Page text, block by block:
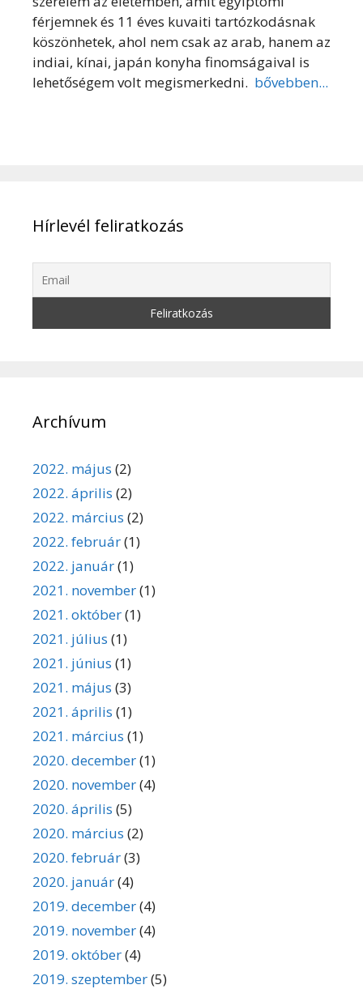
férjemnek és 11 éves kuvaiti tartózkodásnak
köszönhetek, ahol nem csak az arab, hanem az
indiai, kínai, japán konyha finomságaival is
lehetőségem volt megismerkedni. bővebben...
Hírlevél feliratkozás
Archívum
2022. május (2)
2022. április (2)
2022. március (2)
2022. február(1)
2022. január(1)
2021. november(1)
2021. október(1)
2021. július (1)
2021. június (1)
2021. május (3)
2021. április (1)
2021. március (1)
2020. december(1)
2020. november(4)
2020. április (5)
2020. március (2)
2020. február(3)
2020. január(4)
2019. december(4)
2019. november(4)
2019. október(4)
2019. szeptember(5)